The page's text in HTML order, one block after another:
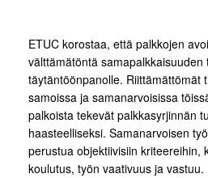
ETUC korostaa, että palkkojen
välttämätöntä samapalkkaisuuden
täytäntöönpanolle. Riittämättömät
samoissa ja samanarvoisissa
palkoista tekevät palkkasyrjinnän
haasteelliseksi. Samanarvoisen
perustua objektiivisiin kriteereihin,
koulutus, työn vaativuus ja vastuu.